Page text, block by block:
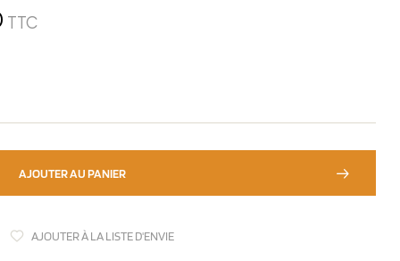
TTC
AJOUTER AU PANIER
AJOUTER À LA LISTE D'ENVIE